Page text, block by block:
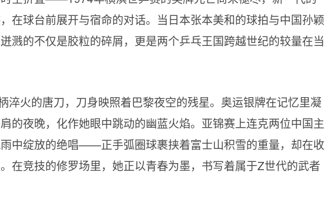
在球台前展开与宿命的对话。当日本张本美和的球拍与中国孙颖
溅的不仅是胶粒的碎屑，更是两个乒乓王国跨越世纪的较量在当
淬火的唐刀，刀身映照着巴黎夜空的残星。奥运银牌在记忆里凝
的夜晚，化作她眼中跳动的幽蓝火焰。亚锦赛上连克两位中国主
中绽放的绝唱——正手弧圈球裹挟着富士山积雪的重量，却在收
在竞技的修罗场里，她正以青春为墨，书写着属于Z世代的武者